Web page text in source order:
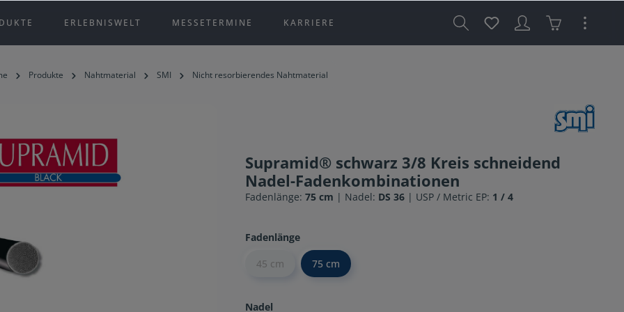
ERLEBNISWELT MESSETERMINE KARRIERE
Produkte Nahtmaterial SMI Nicht resorbierendes Nahtmaterial
Supramid® schwarz 3/8 Kreis schneidend
Nadel-Fadenkombinationen
Fadenlänge:75 cm | Nadel: DS 36 | USP / Metric EP: 1 / 4
Fadenlänge
45 cm
75 cm
Nadel